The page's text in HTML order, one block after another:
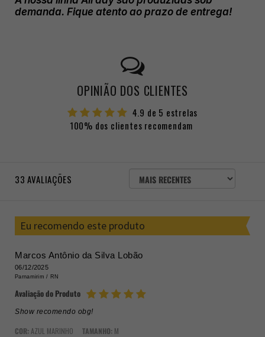
demanda. Fique atento ao prazo de entrega!
OPINIÃO DOS CLIENTES
4.9 de 5 estrelas
100% dos clientes recomendam
33 AVALIAÇÕES
ORDENAR
AVALIAÇÕES
Eu recomendo este produto
Marcos Antônio da Silva Lobão
06/12/2025
Parnamirim / RN
Avaliação do Produto
Show recomendo obg!
COR:AZUL MARINHO TAMANHO: M